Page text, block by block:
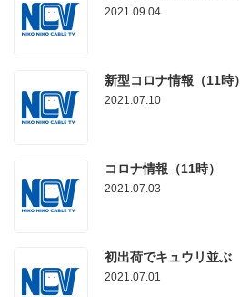
2021.09.04
新型コロナ情報（11時）
2021.07.10
コロナ情報（11時）
2021.07.03
初出荷でキュウリ並ぶ
2021.07.01